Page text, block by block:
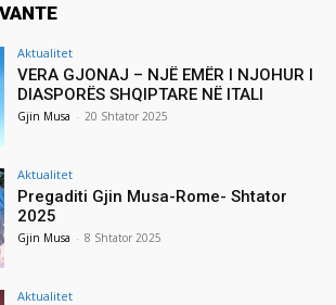
Aktualitet
VERA GJONAJ – NJË EMËR I NJOHUR I
DIASPORËS SHQIPTARE NË ITALI
Gjin Musa - 20 Shtator 2025
Aktualitet
Pregaditi Gjin Musa-Rome- Shtator
2025
Gjin Musa - 8 Shtator 2025
Aktualitet